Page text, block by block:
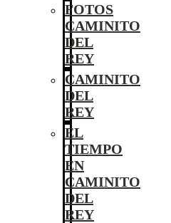
FOTOS
CAMINITO
DEL
REY
CAMINITO
DEL
REY
EL
TIEMPO
EN
CAMINITO
DEL
REY